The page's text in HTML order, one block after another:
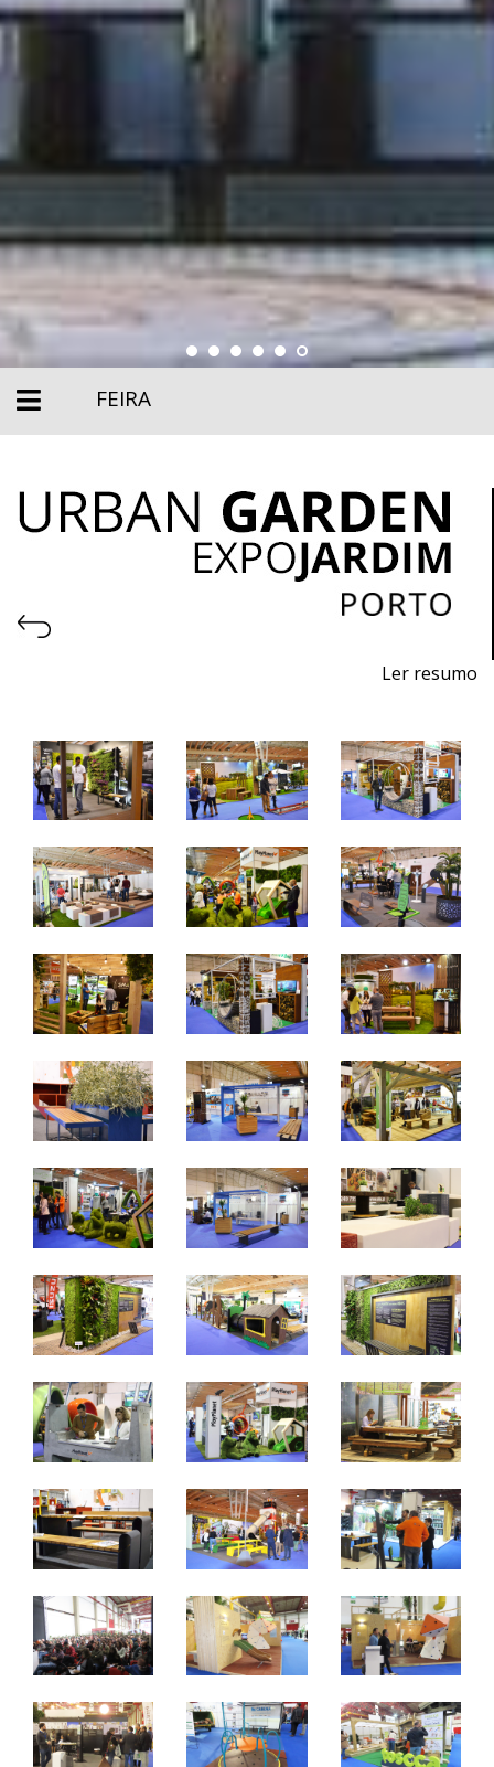
FEIRA
Ler resumo
Serviços para Jardins
De 27 a 29 de março de 2025 - EXPONOR, Matosinhos,
Porto
De quinta a sábado, 10h às 19h
Não é permitida a entrada a menores de 12 anos